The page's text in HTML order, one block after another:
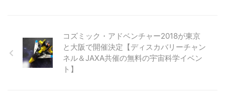
コズミック・アドベンチャー2018が東京
と大阪で開催決定【ディスカバリーチャン
ネル＆JAXA共催の無料の宇宙科学イベン
ト】